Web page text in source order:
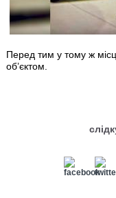
Перед тим у тому ж
об’єктом.